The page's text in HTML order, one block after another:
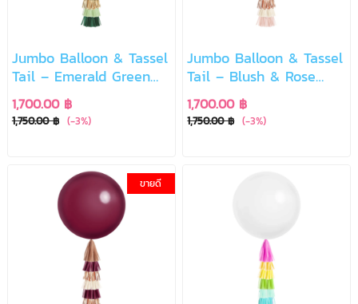
Jumbo Balloon & Tassel
Tail – Emerald Green
Luxury
1,700.00 ฿
1,750.00 ฿ (-3%)
Jumbo Balloon & Tassel
Tail – Blush & Rose
Gold Chic
1,700.00 ฿
1,750.00 ฿ (-3%)
ขายดี